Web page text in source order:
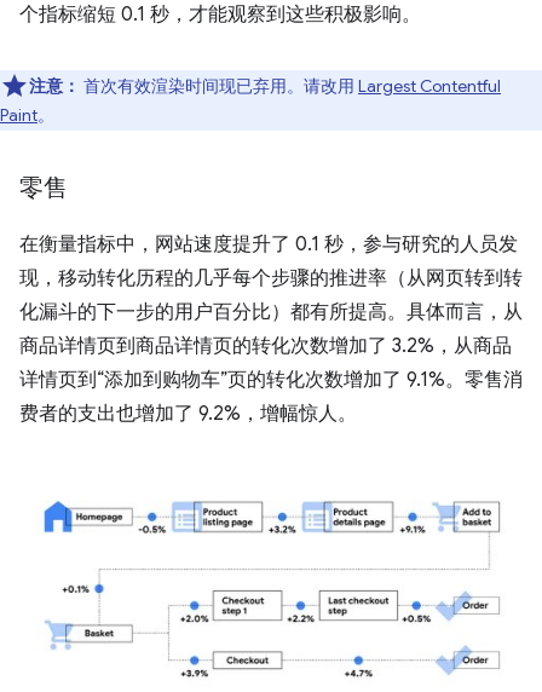
个指标缩短 0.1 秒，才能观察到这些积极影响。
注意： 首次有效渲染时间现已弃用。请改用 Largest Contentful
Paint。
零售
在衡量指标中，网站速度提升了 0.1 秒，参与研究的人员发
现，移动转化历程的几乎每个步骤的推进率（从网页转到转
化漏斗的下一步的用户百分比）都有所提高。具体而言，从
商品详情页到商品详情页的转化次数增加了 3.2%，从商品
详情页到“添加到购物车”页的转化次数增加了 9.1%。零售消
费者的支出也增加了 9.2%，增幅惊人。